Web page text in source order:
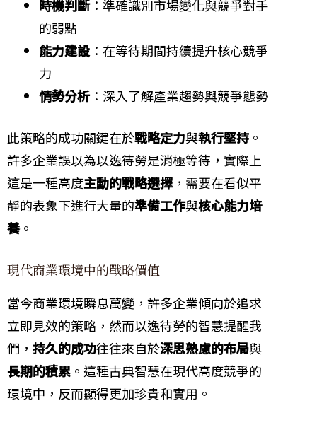
時機判斷：準確識別市場變化與競爭對手
的弱點
能力建設 ：在等待期間持續提升核心競爭
力
情勢分析：深入了解產業趨勢與競爭態勢
此策略的成功關鍵在於戰略定力與執行堅持 。
許多企業誤以為以逸待勞是消極等待，實際上
這是一種高度主動的戰略選擇 ，需要在看似平
靜的表象下進行大量的準備工作與核心能力培
養。
現代商業環境中的戰略價值
當今商業環境瞬息萬變，許多企業傾向於追求
立即見效的策略，然而以逸待勞的智慧提醒我
們， 持久的成功往往來自於深思熟慮的布局與
長期的積累 。這種古典智慧在現代高度競爭的
環境中，反而顯得更加珍貴和實用。